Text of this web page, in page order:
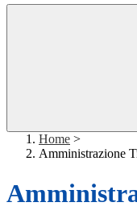
Home >
Amministrazione